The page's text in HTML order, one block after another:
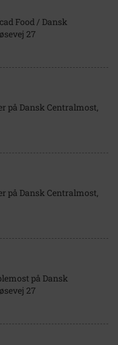
Food / Dansk
27
på Dansk Centralmost,
på Dansk Centralmost,
på Dansk
27